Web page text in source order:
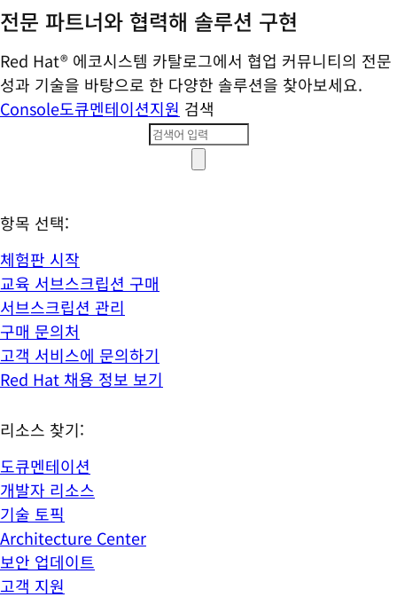
전문 파트너와 협력해 솔루션 구현
Red Hat® 에코시스템 카탈로그에서 협업 커뮤니티의 전문
성과 기술을 바탕으로 한 다양한 솔루션을 찾아보세요.
Console도큐멘테이션지원 검색
항목 선택:
체험판 시작
교육 서브스크립션 구매
서브스크립션 관리
구매 문의처
고객 서비스에 문의하기
Red Hat 채용 정보 보기
리소스 찾기:
도큐멘테이션
개발자 리소스
기술 토픽
Architecture Center
보안 업데이트
고객 지원